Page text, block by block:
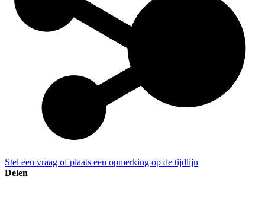
Stel een vraag of plaats een opmerking op de tijdlijn
Delen